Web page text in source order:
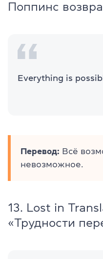
Поппинс
Everything is
Перевод: Всё
невозможное.
13. Lost in
«Трудности